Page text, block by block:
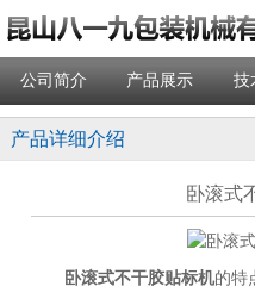
公司简介 产品展示 技
产品详细介绍
卧滚式
卧滚式不干胶贴标机的特